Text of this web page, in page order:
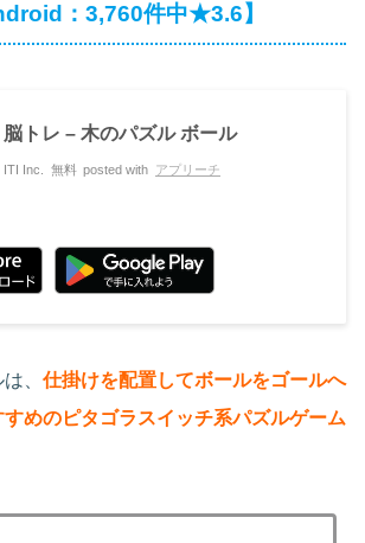
：3,760件中★3.6】
脳トレ – 木のパズル ボール
ITI Inc. 無料 posted with アプリーチ
、 仕掛けを配置してボールをゴールへ
めのピタゴラスイッチ系パズルゲーム